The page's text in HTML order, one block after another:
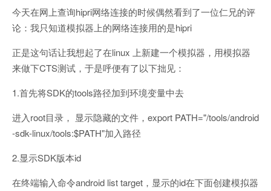
今天在网上查询hipri网络连接的时候偶然看到了一位仁兄的评
论：我只知道模拟器上的网络连接用的是hipri
正是这句话让我想起了在linux 上新建一个模拟器，用模拟器
来做下CTS测试，于是呼便有了以下拙见：
1.首先将SDK的tools路径加到环境变量中去
进入root目录， 显示隐藏的文件，export PATH="/tools/android
-sdk-linux/tools:$PATH"加入路径
2.显示SDK版本id
在终端输入命令android list target，显示的id在下面创建模拟器